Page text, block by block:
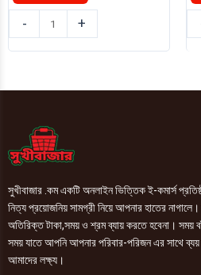
৳ 230.00.
-
বেবি
সাবান
+
টু
সুখীবাজার .কম একটি অনলাইন ভিত্তিক ই-কমার্স
নিত্য প্রয়োজনিয় সামগ্রী নিয়ে আপনার হাতের
অতিরিক্ত টাকা,সময় ও শ্রম ব্যায় করতে হবেনা। সময়
সময় যাতে আপনি আপনার পরিবার-পরিজন এর সাথে
আমাদের লক্ষ্য।